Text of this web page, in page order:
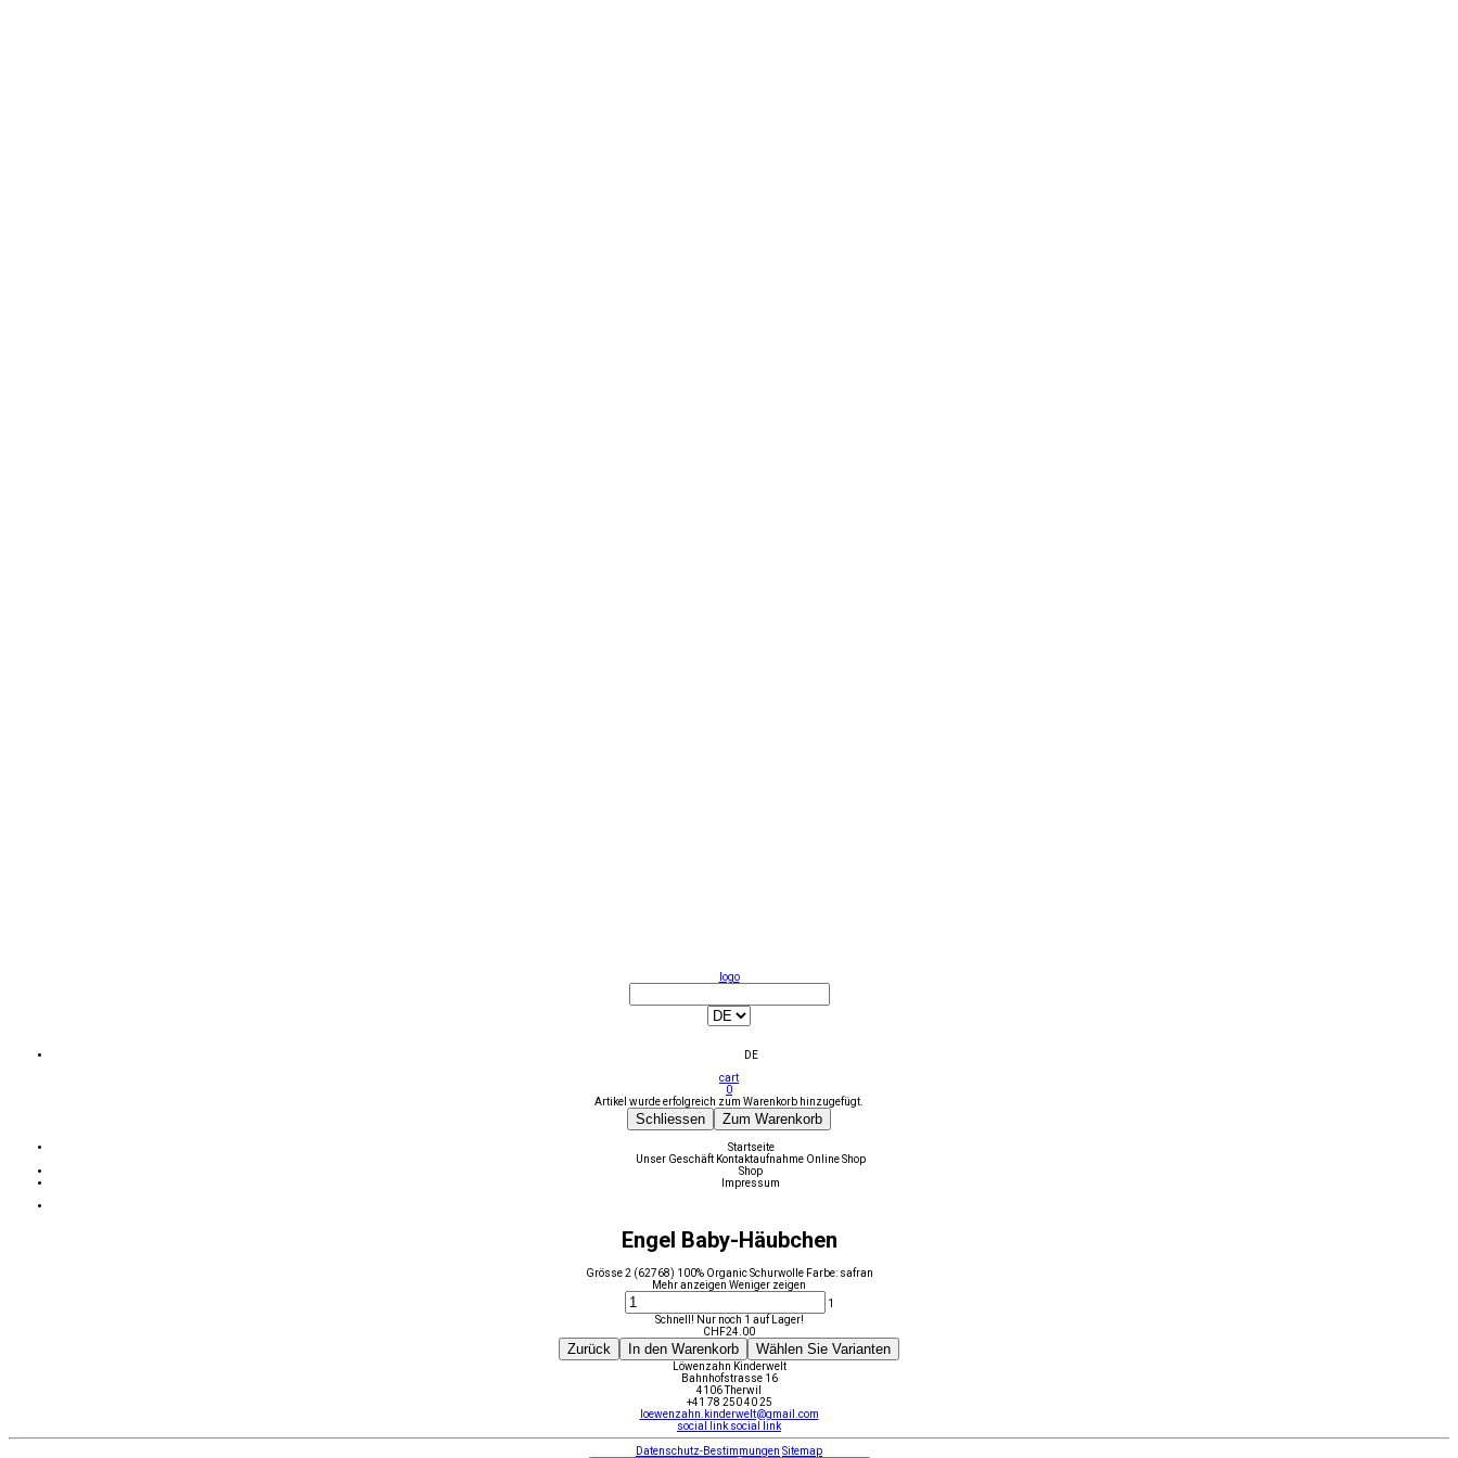
logo
DE
cart
0
Artikel wurde erfolgreich zum Warenkorb hinzugefügt.
Schliessen Zum Warenkorb
Startseite
Unser Geschäft Kontaktaufnahme Online Shop
Shop
Impressum
Engel Baby-Häubchen
Grösse 2 (62768) 100% Organic Schurwolle Farbe: safran
Mehr anzeigen Weniger zeigen
1
Schnell! Nur noch 1 auf Lager!
CHF24.00
Zurück In den Warenkorb Wählen Sie Varianten
Löwenzahn Kinderwelt
Bahnhofstrasse 16
4106 Therwil
+41 78 250 40 25
loewenzahn.kinderwelt@gmail.com
social link social link
Datenschutz-Bestimmungen Sitemap